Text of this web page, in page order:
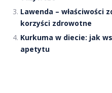
Lawenda – właściwości
korzyści zdrowotne
Kurkuma w diecie: jak
apetytu